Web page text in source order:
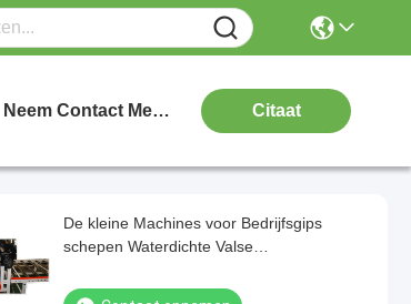
Neem Contact Met Ons Op Citaat
De kleine Machines voor Bedrijfsgips
schepen Waterdichte Valse